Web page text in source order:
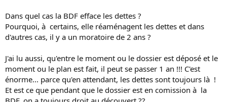
Dans quel cas la BDF efface les dettes ?
Pourquoi, à certains, elle réaménagent les dettes et dans
d'autres cas, il y a un moratoire de 2 ans ?
J'ai lu aussi, qu'entre le moment ou le dossier est déposé et le
moment ou le plan est fait, il peut se passer 1 an !!! C'est
énorme... parce qu'en attendant, les dettes sont toujours là !
Et est ce que pendant que le dossier est en comission à la